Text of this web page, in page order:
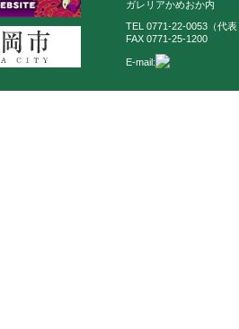
ガレリアかめおか内
TEL 0771-22-0053（代表
FAX 0771-25-1200
E-mail: